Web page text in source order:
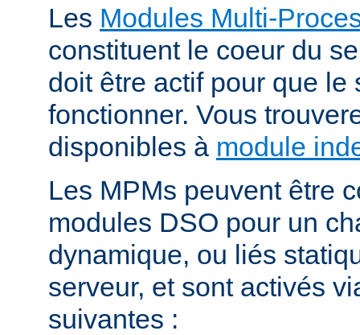
Les Modules Multi-
constituent le coeur du
doit être actif pour que le
fonctionner. Vous
disponibles à module
Les MPMs peuvent être
modules DSO pour un
dynamique, ou liés
serveur, et sont activés
suivantes :